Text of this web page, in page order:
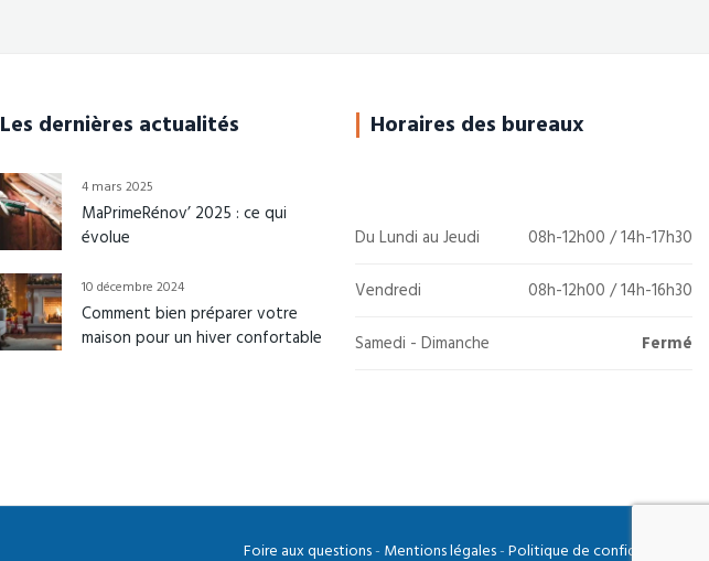
Les dernières actualités
4 mars 2025
MaPrimeRénov’ 2025 : ce qui
évolue
10 décembre 2024
Comment bien préparer votre
maison pour un hiver confortable
Horaires des bureaux
Du Lundi au Jeudi 08h-12h00 / 14h-17h30
Vendredi 08h-12h00 / 14h-16h30
Samedi - Dimanche Fermé
Foire aux questions- Mentions légales- Politique de confidentialité